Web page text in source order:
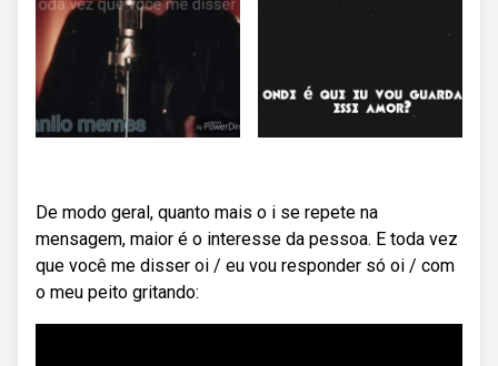
De modo geral, quanto mais o i se repete na
mensagem, maior é o interesse da pessoa. E toda vez
que você me disser oi / eu vou responder só oi / com
o meu peito gritando: